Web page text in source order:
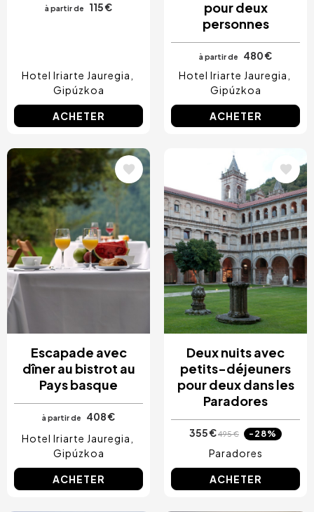
à partir de 115 €
Hotel Iriarte Jauregia
Gipúzkoa
ACHETER
pour deux
personnes
à partir de
480 €
Hotel Iriarte Jauregia
Gipúzkoa
ACHETER
Image
Escapade avec
dîner au bistrot au
Pays basque
à partir de
408 €
Hotel Iriarte Jauregia
Gipúzkoa
ACHETER
Deux nuits avec
petits-déjeuners
pour deux dans les
Paradores
355 €495 € -28%
Paradores
ACHETER